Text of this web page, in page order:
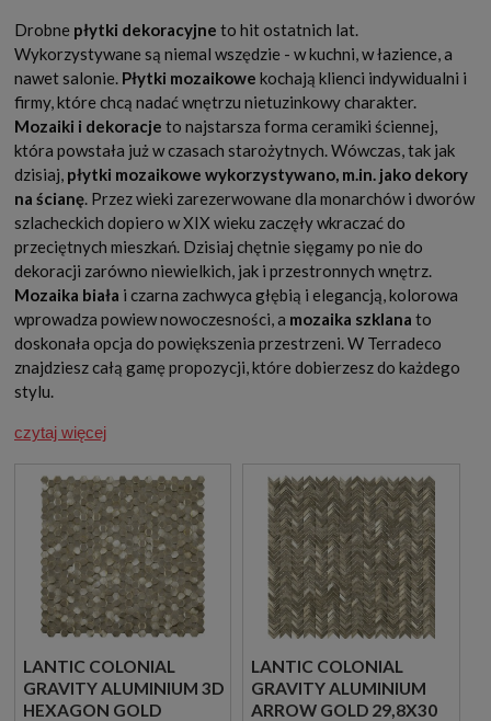
Drobne płytki dekoracyjne to hit ostatnich lat.
Wykorzystywane są niemal wszędzie - w kuchni, w łazience, a
nawet salonie. Płytki mozaikowe kochają klienci indywidualni i
firmy, które chcą nadać wnętrzu nietuzinkowy charakter.
Mozaiki i dekoracje to najstarsza forma ceramiki ściennej,
która powstała już w czasach starożytnych. Wówczas, tak jak
dzisiaj, płytki mozaikowe wykorzystywano, m.in. jako dekory
na ścianę. Przez wieki zarezerwowane dla monarchów i dworów
szlacheckich dopiero w XIX wieku zaczęły wkraczać do
przeciętnych mieszkań. Dzisiaj chętnie sięgamy po nie do
dekoracji zarówno niewielkich, jak i przestronnych wnętrz.
Mozaika biała i czarna zachwyca głębią i elegancją, kolorowa
wprowadza powiew nowoczesności, a mozaika szklana to
doskonała opcja do powiększenia przestrzeni. W Terradeco
znajdziesz całą gamę propozycji, które dobierzesz do każdego
stylu.
czytaj więcej
LANTIC COLONIAL
GRAVITY ALUMINIUM 3D
HEXAGON GOLD
LANTIC COLONIAL
GRAVITY ALUMINIUM
ARROW GOLD 29,8X30